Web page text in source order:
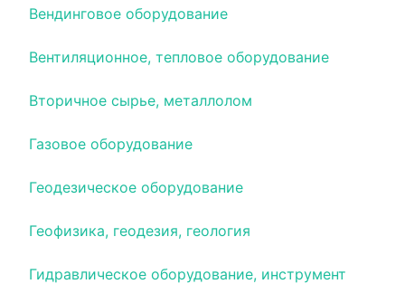
Вендинговое оборудование
Вентиляционное, тепловое оборудование
Вторичное сырье, металлолом
Газовое оборудование
Геодезическое оборудование
Геофизика, геодезия, геология
Гидравлическое оборудование, инструмент